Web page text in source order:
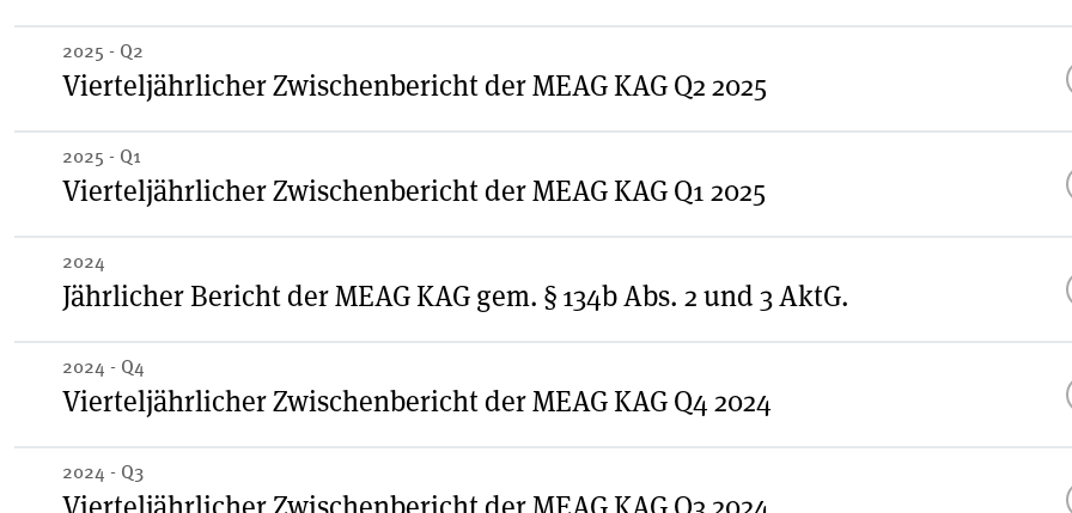
Proxy Voting Zwischenbericht Q3 2025
2025 - Q2
Vierteljährlicher Zwischenbericht der MEAG KAG Q2 2025
Proxy Voting Zwischenbericht Q2 2025
2025 - Q1
Vierteljährlicher Zwischenbericht der MEAG KAG Q1 2025
Proxy Voting Zwischenbericht Q12025
2024
Jährlicher Bericht der MEAG KAG gem. § 134b Abs. 2 und 3 AktG.
MEAG Stimmrechtsausübung bei Hauptversammlungen 2024
2024 - Q4
Vierteljährlicher Zwischenbericht der MEAG KAG Q4 2024
Proxy Voting Zwischenbericht Q4 2024
2024 - Q3
Vierteljährlicher Zwischenbericht der MEAG KAG Q3 2024